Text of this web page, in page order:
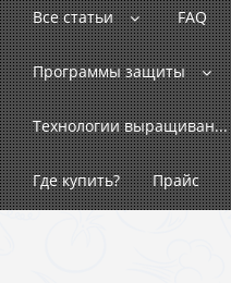
Все статьи FAQ
Программы защиты
Технологии выращиван...
Где купить? Прайс